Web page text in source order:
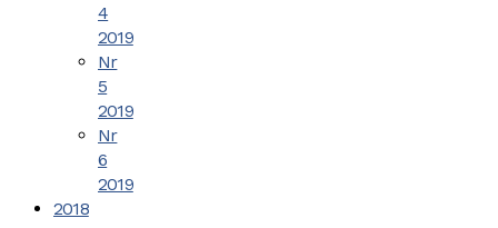
4
2019
Nr
5
2019
Nr
6
2019
2018